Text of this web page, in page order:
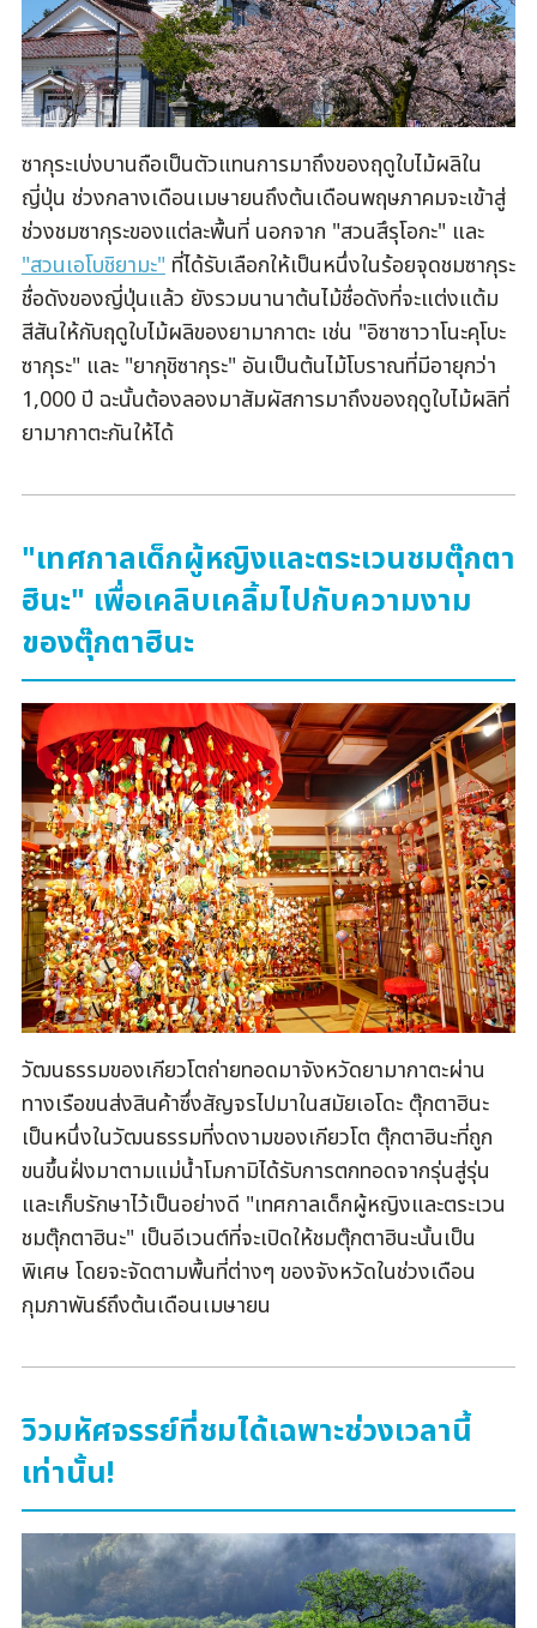
ซากุระเบ่งบานถือเป็นตัวแทนการมาถึงของฤดูใบไม้ผลิใน
ญี่ปุ่น ช่วงกลางเดือนเมษายนถึงต้นเดือนพฤษภาคมจะเข้าสู่
ช่วงชมซากุระของแต่ละพื้นที่ นอกจาก "สวนสึรุโอกะ" และ
"สวนเอโบชิยามะ"ที่ได้รับเลือกให้เป็นหนึ่งในร้อยจุดชมซากุระ
ชื่อดังของญี่ปุ่นแล้ว ยังรวมนานาต้นไม้ชื่อดังที่จะแต่งแต้ม
สีสันให้กับฤดูใบไม้ผลิของยามากาตะ เช่น "อิซาซาวาโนะคุโบะ
ซากุระ" และ "ยากุชิซากุระ" อันเป็นต้นไม้โบราณที่มีอายุกว่า
1,000 ปี ฉะนั้นต้องลองมาสัมผัสการมาถึงของฤดูใบไม้ผลิที่
ยามากาตะกันให้ได้
"เทศกาลเด็กผู้หญิงและตระเวนชมตุ๊กตา
ฮินะ" เพื่อเคลิบเคลิ้มไปกับความงาม
ของตุ๊กตาฮินะ
วัฒนธรรมของเกียวโตถ่ายทอดมาจังหวัดยามากาตะผ่าน
ทางเรือขนส่งสินค้าซึ่งสัญจรไปมาในสมัยเอโดะ ตุ๊กตาฮินะ
เป็นหนึ่งในวัฒนธรรมที่งดงามของเกียวโต ตุ๊กตาฮินะที่ถูก
ขนขึ้นฝั่งมาตามแม่น้ำโมกามิได้รับการตกทอดจากรุ่นสู่รุ่น
และเก็บรักษาไว้เป็นอย่างดี "เทศกาลเด็กผู้หญิงและตระเวน
ชมตุ๊กตาฮินะ" เป็นอีเวนต์ที่จะเปิดให้ชมตุ๊กตาฮินะนั้นเป็น
พิเศษ โดยจะจัดตามพื้นที่ต่างๆ ของจังหวัดในช่วงเดือน
กุมภาพันธ์ถึงต้นเดือนเมษายน
วิวมหัศจรรย์ที่ชมได้เฉพาะช่วงเวลานี้
เท่านั้น!